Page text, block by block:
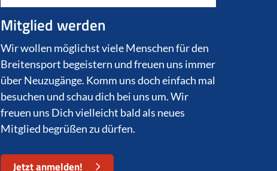
Mitglied werden
Wir wollen möglichst viele Menschen für den
Breitensport begeistern und freuen uns immer
über Neuzugänge. Komm uns doch einfach mal
besuchen und schau dich bei uns um. Wir
freuen uns Dich vielleicht bald als neues
Mitglied begrüßen zu dürfen.
Jetzt anmelden!